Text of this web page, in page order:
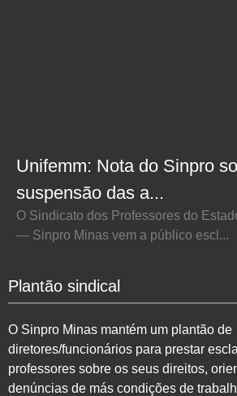
Unifemm: Nota do Sinpro
suspensão das a...
O Sindicato dos Professores do
— Sinpro Minas vem a público escl...
Plantão sindical
O Sinpro Minas mantém um plantão de
diretores/funcionários para prestar
professores sobre os seus direitos,
denúncias de más condições de